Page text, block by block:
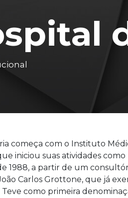
começa com o Instituto
iniciou suas atividades como
1988, a partir de um
Carlos Grottone, que já
Teve como primeira